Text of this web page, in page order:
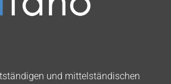
und mittelständischen